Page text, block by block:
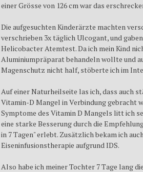
einer Grösse von 126 cm war das
Die aufgesuchten Kinderärzte machten
verschrieben 3x täglich Ulcogant, und
Helicobacter Atemtest. Da ich mein Kind
Aluminiumpräparat behandeln wollte und
Magenschutz nicht half, stöberte ich im
Auf einer Naturheilseite las ich, dass auch
Vitamin-D Mangel in Verbindung gebracht
Symptome des Vitamin D Mangels litt ich
eine starke Besserung durch die
in 7 Tagen" erlebt. Zusätzlich bekam ich
Eiseninfusionstherapie aufgrund IDS.
Also habe ich meiner Tochter 7 Tage lang